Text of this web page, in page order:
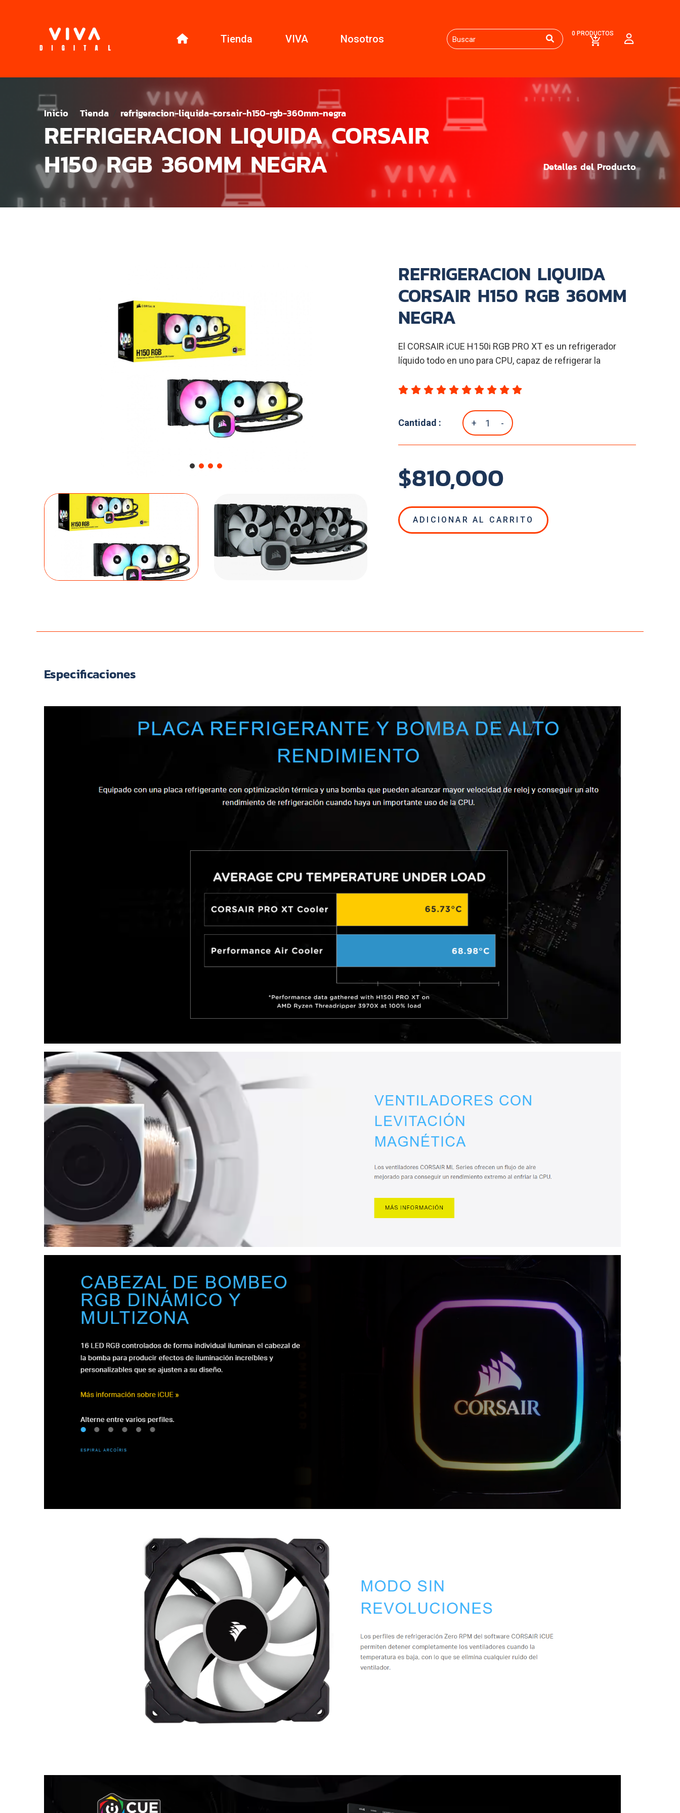
Tienda VIVA Nosotros 0 PRODUCTOS
Inicio Tienda refrigeracion-liquida-corsair-h150-rgb-360mm-negra
REFRIGERACION LIQUIDA CORSAIR
H150 RGB 360MM NEGRA Detalles del Producto
REFRIGERACION LIQUIDA
CORSAIR H150 RGB 360MM
NEGRA
El CORSAIR iCUE H150i RGB PRO XT es un refrigerador
líquido todo en uno para CPU, capaz de refrigerar la
Cantidad : -
+
$810,000
ADICIONAR AL CARRITO
Especificaciones